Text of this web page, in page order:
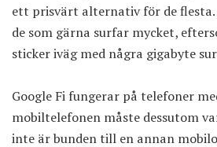
ett prisvärt alternativ för de
de som gärna surfar mycket,
sticker iväg med några gigabyte
Google Fi fungerar på telefoner
mobiltelefonen måste dessutom
inte är bunden till en annan